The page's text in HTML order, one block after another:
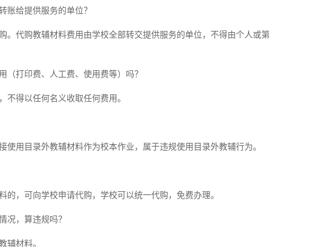
账给提供服务的单位？
代购教辅材料费用由学校全部转交提供服务的单位，不得由个人或第
打印费、人工费、使用费等）吗？
得以任何名义收取任何费用。
用目录外教辅材料作为校本作业，属于违规使用目录外教辅行为。
，可向学校申请代购，学校可以统一代购，免费办理。
况，算违规吗？
辅材料。